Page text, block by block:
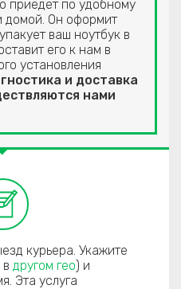
приедет по удобному
домой. Он оформит
ваш ноутбук в
его к нам в
установления
и доставка
нами
курьера. Укажите
другом гео) и
Эта услуга